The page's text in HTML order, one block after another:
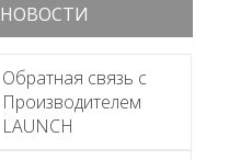
НОВОСТИ
Обратная связь с
Производителем
LAUNCH